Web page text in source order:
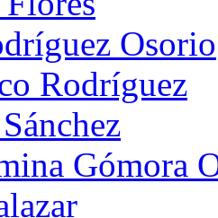
Osorio
Rodríguez
Gómora